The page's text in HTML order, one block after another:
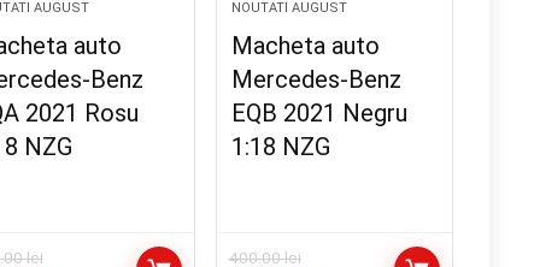
AUGUST
auto
Benz
2021 Rosu
NZG
lei
NOUTATI AUGUST
Macheta auto
Mercedes-Benz
EQB 2021 Negru
1:18 NZG
400.00lei